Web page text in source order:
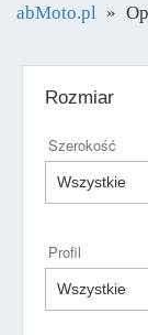
abMoto.pl
Rozmiar
Szerokość
Profil